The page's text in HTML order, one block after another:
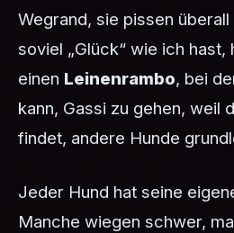
Wegrand, sie pissen
soviel „Glück“ wie ich hast,
einen Leinenrambo, bei
kann, Gassi zu gehen, weil
findet, andere Hunde
Jeder Hund hat seine
Manche wiegen schwer,